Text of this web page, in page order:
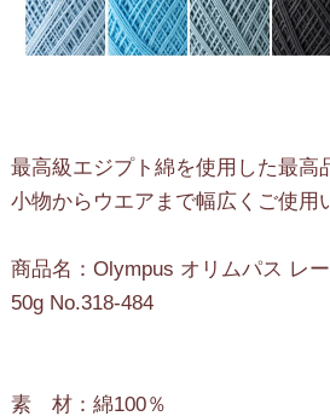
最高級エジプト綿を使用した最高
小物からウエアまで幅広くご使用
商品名：Olympus オリムパス レ
50g No.318-484
素 材：綿100％